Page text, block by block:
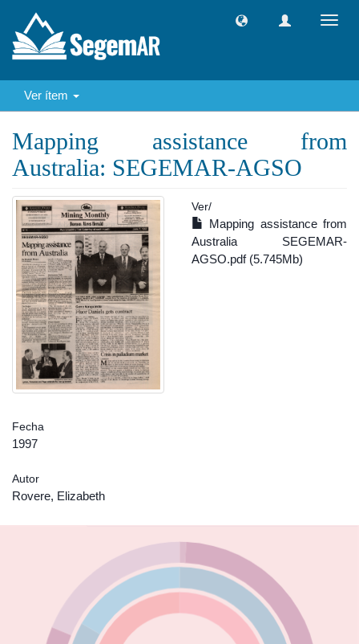
Ver ítem
Mapping assistance from
Australia: SEGEMAR-AGSO
Ver/
Mapping assistance from
Australia SEGEMAR-
AGSO.pdf (5.745Mb)
Fecha
1997
Autor
Rovere, Elizabeth